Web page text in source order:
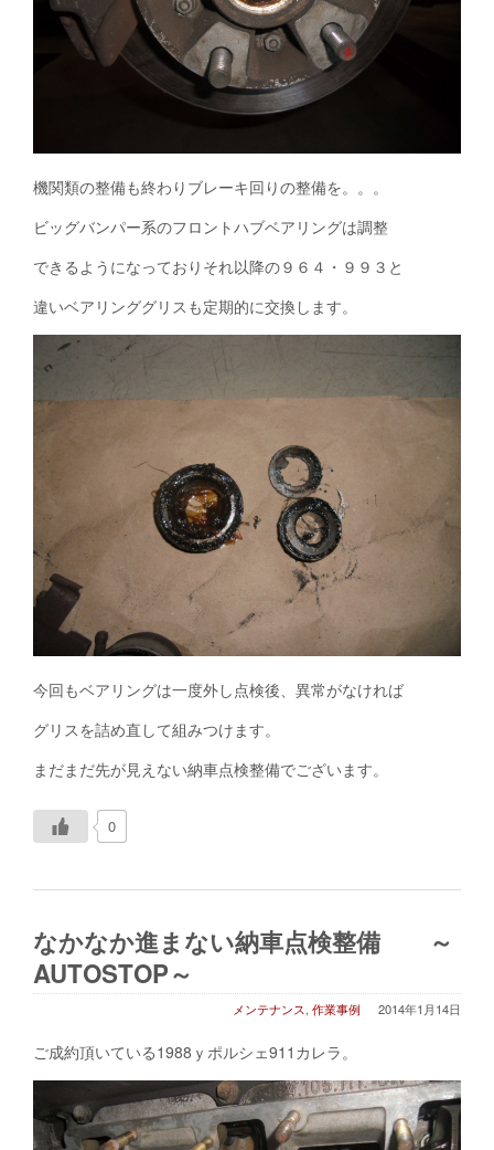
機関類の整備も終わりブレーキ回りの整備を。。。
ビッグバンパー系のフロントハブベアリングは調整
できるようになっておりそれ以降の９６４・９９３と
違いベアリンググリスも定期的に交換します。
今回もベアリングは一度外し点検後、異常がなければ
グリスを詰め直して組みつけます。
まだまだ先が見えない納車点検整備でございます。
0
なかなか進まない納車点検整備 ～
AUTOSTOP～
2014年1月14日
メンテナンス, 作業事例
ご成約頂いている1988ｙポルシェ911カレラ。